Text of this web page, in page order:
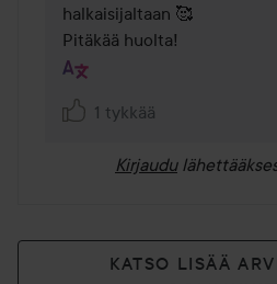
halkaisijaltaan 🥰
Pitäkää huolta!
1 tykkää
Kirjaudu
KATSO LISÄÄ